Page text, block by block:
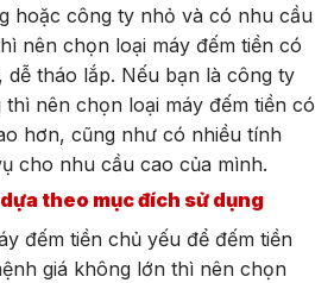
hoặc công ty nhỏ và có nhu cầu
nên chọn loại máy đếm tiền có
tháo lắp. Nếu bạn là công ty
nên chọn loại máy đếm tiền có
hơn, cũng như có nhiều tính
cho nhu cầu cao của mình.
theo mục đích sử dụng
đếm tiền chủ yếu để đếm tiền
giá không lớn thì nên chọn